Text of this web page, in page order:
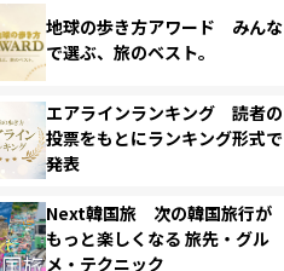
地球の歩き方アワード みんな
で選ぶ、旅のベスト。
エアラインランキング 読者の
投票をもとにランキング形式で
発表
Next韓国旅 次の韓国旅行が
もっと楽しくなる 旅先・グル
メ・テクニック